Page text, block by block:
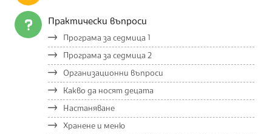
Практически въпроси
Програма за седмица 1
Програма за седмица 2
Организационни въпроси
Какво да носят децата
Настаняване
Хранене и меню